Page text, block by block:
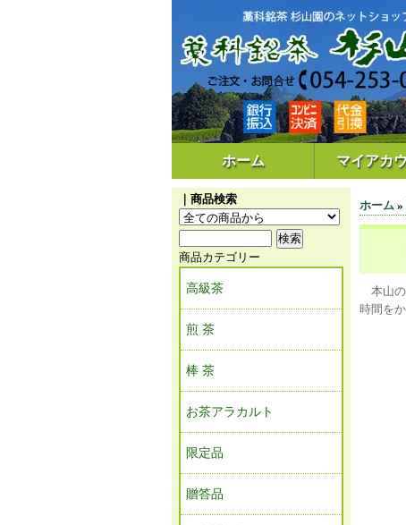
ホーム マイアカ
｜商品検索
商品カテゴリー
高級茶
煎 茶
棒 茶
お茶アラカルト
限定品
贈答品
ホーム »
本山の
時間を